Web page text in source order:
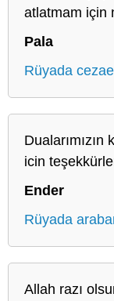
atlatmam için
Pala
Rüyada
icin
Ender
Rüyada
Allah razı